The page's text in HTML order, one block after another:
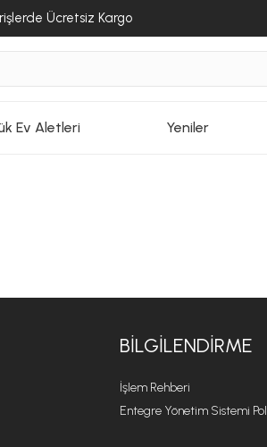
Ücretsiz Kargo
Ev Aletleri Yeniler
BILGILENDIRME
İşlem Rehberi
Entegre Yönetim Sistemi